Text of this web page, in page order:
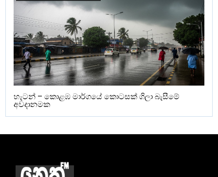
හැටන් – කොළඹ මාර්ගයේ කොටසක් ගිලා බැසීමේ
අවදානමක